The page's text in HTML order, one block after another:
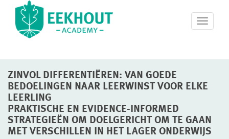
T
o
n
g
a
ZINVOL DIFFERENTIËREN: VAN GOEDE
BEDOELINGEN NAAR LEERWINST VOOR ELKE
LEERLING
PRAKTISCHE EN EVIDENCE-INFORMED
STRATEGIEËN OM DOELGERICHT OM TE GAAN
MET VERSCHILLEN IN HET LAGER ONDERWIJS